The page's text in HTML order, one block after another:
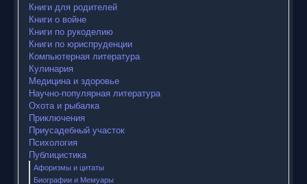
Книги для родителей
Книги о войне
Книги по рукоделию
Книги по юриспруденции
Компьютерная литература
Кулинария
Медицина и здоровье
Научно-популярная литература
Охота и рыбалка
Приключения
Приусадебный участок
Психология
Публицистика
Афоризмы и цитаты
Биографии и Мемуары